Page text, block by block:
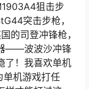
狙击步
突击步枪，
的司登冲锋枪，
——波波沙冲锋
了！我喜欢单机
单机游戏打任